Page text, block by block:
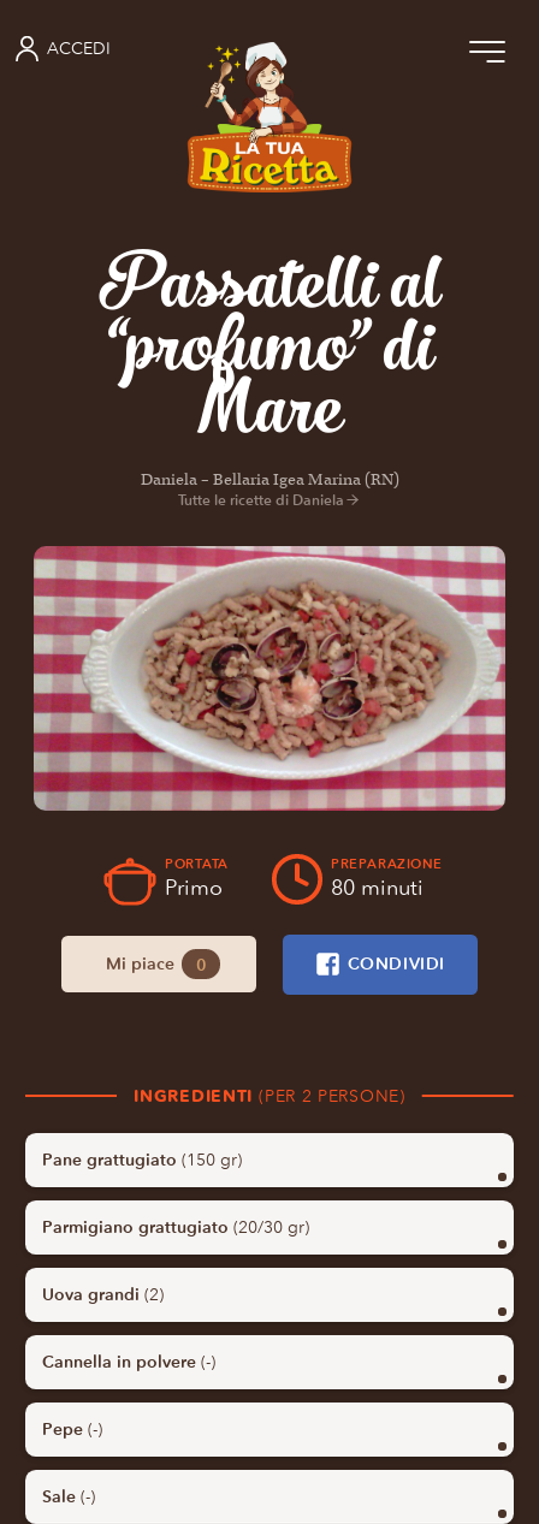
ACCEDI
Passatelli al
“profumo” di
Mare
Daniela – Bellaria Igea Marina (RN)
Tutte le ricette di Daniela
PORTATA
Primo
PREPARAZIONE
80 minuti
Mi piace 0 CONDIVIDI
INGREDIENTI (PER 2 PERSONE)
Pane grattugiato (150 gr)
Parmigiano grattugiato (20/30 gr)
Uova grandi (2)
Cannella in polvere (-)
Pepe (-)
Sale (-)